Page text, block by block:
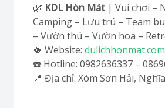
🌿 KDL Hòn Mát | Vui chơi –
Camping – Lưu trú – Team
– Vườn thú – Vườn hoa –
🍀 Website: dulichhonmat.com
☎️ Hotline: 0982636337 –
📍 Địa chỉ: Xóm Sơn Hải,